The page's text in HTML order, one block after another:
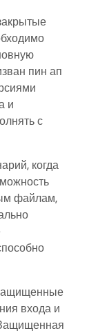
пин ап
и
с
когда
файлам,
входа и